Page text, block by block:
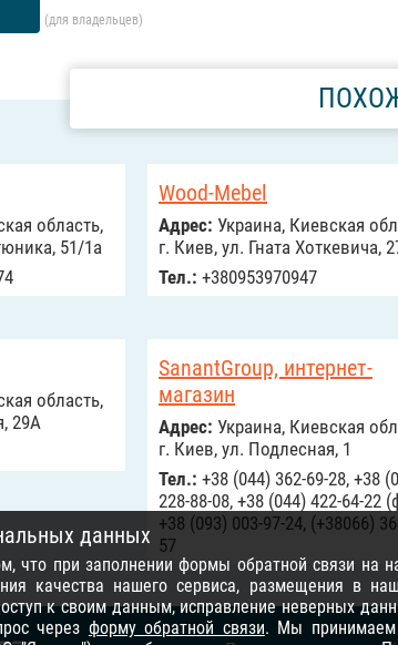
(для владельцев)
область,
51/1а
Wood-Mebel
Адрес: Украина, Киевская
г. Киев, ул. Гната Хоткевича,
Тел.: +380953970947
область,
29А
SanantGroup, интернет-
магазин
Адрес: Украина, Киевская
г. Киев, ул. Подлесная, 1
Тел.: +38 (044) 362-69-28, +38
228-88-08, +38 (044) 422-64-22
+38 (093) 003-97-24, (+38066)
57
данных
что при заполнении формы обратной связи на
качества нашего сервиса, размещения в
к своим данным, исправление неверных
через форму обратной связи. Мы принимаем